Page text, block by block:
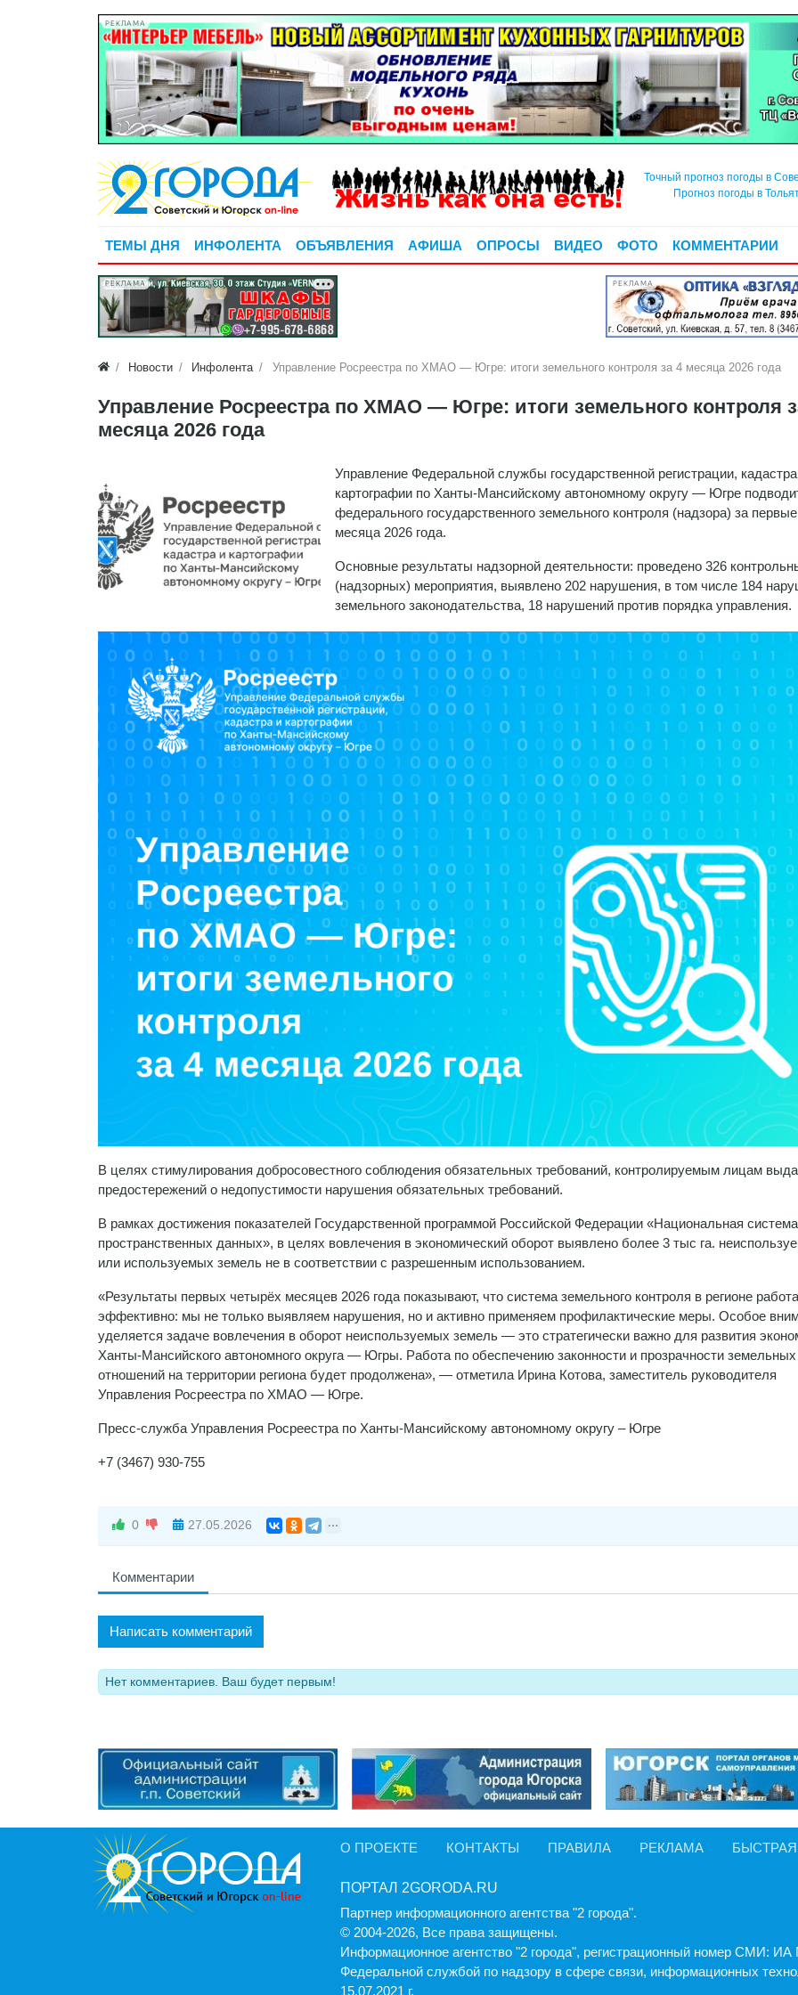
РЕКЛАМА
Точный прогноз погоды в
Прогноз погоды в
ТЕМЫ ДНЯ ИНФОЛЕНТА ОБЪЯВЛЕНИЯ АФИША ОПРОСЫ ВИДЕО ФОТО КОММЕНТАРИИ
РЕКЛАМА РЕКЛАМА
Новости Инфолента Управление Росреестра по ХМАО — Югре: итоги земельного контроля за 4 месяца 2026 года
Управление Росреестра по ХМАО — Югре: итоги земельного контроля
месяца 2026 года
Управление Федеральной службы государственной регистрации,
картографии по Ханты-Мансийскому автономному округу — Югре
федерального государственного земельного контроля (надзора) за
месяца 2026 года.
Основные результаты надзорной деятельности: проведено 326
(надзорных) мероприятия, выявлено 202 нарушения, в том числе 184
земельного законодательства, 18 нарушений против порядка управления.
В целях стимулирования добросовестного соблюдения обязательных требований, контролируемым лицам
предостережений о недопустимости нарушения обязательных требований.
В рамках достижения показателей Государственной программой Российской Федерации «Национальная система
пространственных данных», в целях вовлечения в экономический оборот выявлено более 3 тыс га.
или используемых земель не в соответствии с разрешенным использованием.
«Результаты первых четырёх месяцев 2026 года показывают, что система земельного контроля в регионе
эффективно: мы не только выявляем нарушения, но и активно применяем профилактические меры. Особое
уделяется задаче вовлечения в оборот неиспользуемых земель — это стратегически важно для развития
Ханты-Мансийского автономного округа — Югры. Работа по обеспечению законности и прозрачности земельных
отношений на территории региона будет продолжена», — отметила Ирина Котова, заместитель руководителя
Управления Росреестра по ХМАО — Югре.
Пресс-служба Управления Росреестра по Ханты-Мансийскому автономному округу – Югре
+7 (3467) 930-755
0 27.05.2026
Комментарии
Написать комментарий
Нет комментариев. Ваш будет первым!
О ПРОЕКТЕ КОНТАКТЫ ПРАВИЛА РЕКЛАМА
ПОРТАЛ 2GORODA.RU
Партнер информационного агентства "2 города".
© 2004-2026, Все права защищены.
Информационное агентство "2 города", регистрационный номер СМИ:
Федеральной службой по надзору в сфере связи, информационных
15.07.2021 г.